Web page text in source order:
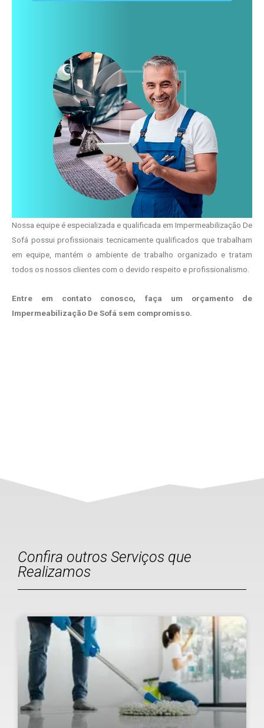
Nossa equipe é especializada e qualificada em Impermeabilização De
Sofá possui profissionais tecnicamente qualificados que trabalham
em equipe, mantém o ambiente de trabalho organizado e tratam
todos os nossos clientes com o devido respeito e profissionalismo.
Entre em contato conosco, faça um orçamento de
Impermeabilização De Sofá sem compromisso.
Confira outros Serviços que
Realizamos